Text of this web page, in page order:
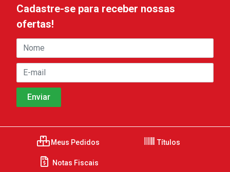
Cadastre-se para receber nossas
ofertas!
Meus Pedidos Títulos
Notas Fiscais